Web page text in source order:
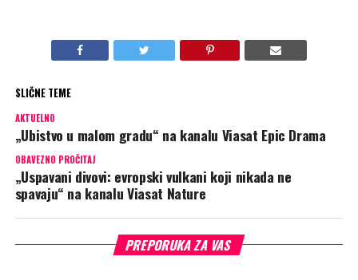
SLIČNE TEME
AKTUELNO
„Ubistvo u malom gradu“ na kanalu Viasat Epic Drama
OBAVEZNO PROČITAJ
„Uspavani divovi: evropski vulkani koji nikada ne
spavaju“ na kanalu Viasat Nature
PREPORUKA ZA VAS